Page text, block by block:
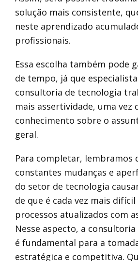
solução mais consistente,
neste aprendizado
profissionais.
Essa escolha também pode
de tempo, já que
consultoria de tecnologia
mais assertividade, uma vez
conhecimento sobre o
geral.
Para completar, lembramos
constantes mudanças e
do setor de tecnologia
de que é cada vez mais
processos atualizados com
Nesse aspecto, a
é fundamental para a
estratégica e competitiva.